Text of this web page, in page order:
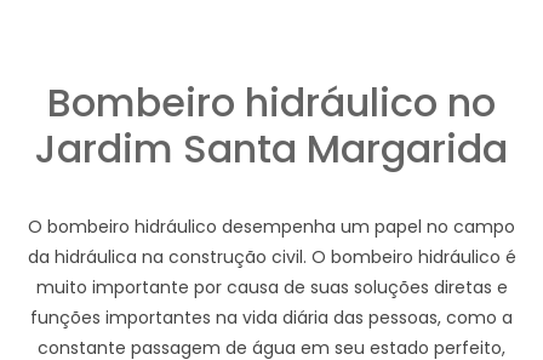
Bombeiro hidráulico no
Jardim Santa Margarida
O bombeiro hidráulico desempenha um papel no campo
da hidráulica na construção civil. O bombeiro hidráulico é
muito importante por causa de suas soluções diretas e
funções importantes na vida diária das pessoas, como a
constante passagem de água em seu estado perfeito,